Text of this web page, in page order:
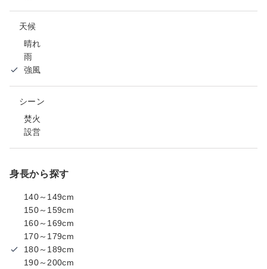
天候
晴れ
雨
強風
シーン
焚火
設営
身長から探す
140～149cm
150～159cm
160～169cm
170～179cm
180～189cm
190～200cm